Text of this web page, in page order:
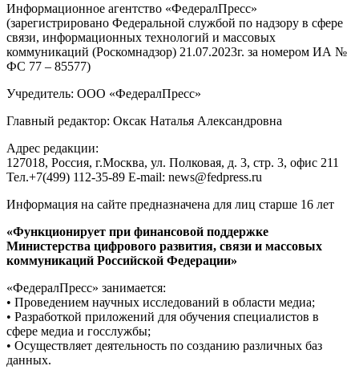
Информационное агентство «ФедералПресс»
(зарегистрировано Федеральной службой по надзору в сфере
связи, информационных технологий и массовых
коммуникаций (Роскомнадзор) 21.07.2023г. за номером ИА №
ФС 77 – 85577)
Учредитель: ООО «ФедералПресс»
Главный редактор: Оксак Наталья Александровна
Адрес редакции:
127018, Россия, г.Москва, ул. Полковая, д. 3, стр. 3, офис 211
Тел.+7(499) 112-35-89 E-mail: news@fedpress.ru
Информация на сайте предназначена для лиц старше 16 лет
«Функционирует при финансовой поддержке
Министерства цифрового развития, связи и массовых
коммуникаций Российской Федерации»
«ФедералПресс» занимается:
• Проведением научных исследований в области медиа;
• Разработкой приложений для обучения специалистов в
сфере медиа и госслужбы;
• Осуществляет деятельность по созданию различных баз
данных.